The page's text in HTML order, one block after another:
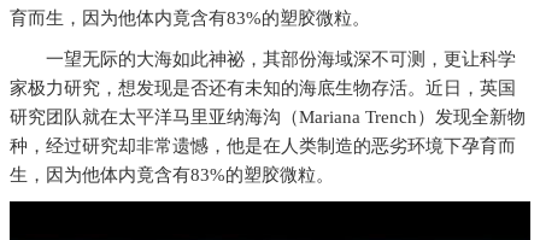
育而生，因为他体内竟含有83%的塑胶微粒。
一望无际的大海如此神祕，其部份海域深不可测，更让科学
家极力研究，想发现是否还有未知的海底生物存活。近日，英国
研究团队就在太平洋马里亚纳海沟（Mariana Trench）发现全新物
种，经过研究却非常遗憾，他是在人类制造的恶劣环境下孕育而
生，因为他体内竟含有83%的塑胶微粒。